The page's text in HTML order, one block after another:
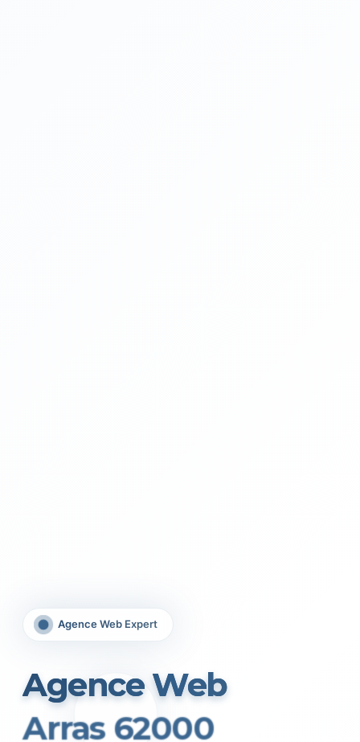
Agence Web Expert
Agence Web
Arras 62000